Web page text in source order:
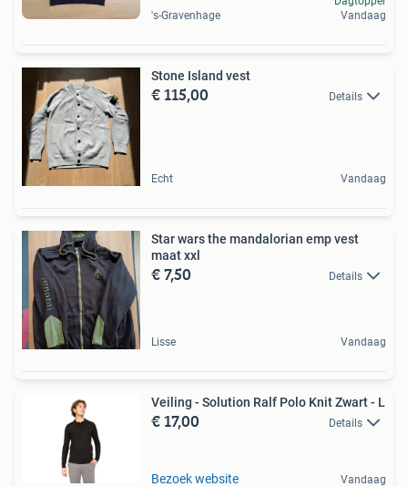
's-Gravenhage
Vandaag
Stone Island vest
€ 115,00 Details
Echt Vandaag
Star wars the mandalorian emp vest
maat xxl
€ 7,50 Details
Lisse Vandaag
Veiling - Solution Ralf Polo Knit Zwart - L
€ 17,00 Details
Bezoek website Vandaag